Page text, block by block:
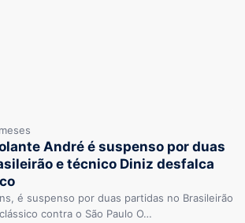
André é suspenso por duas
e técnico Diniz desfalca
é suspenso por duas partidas no Brasileirão
contra o São Paulo O…